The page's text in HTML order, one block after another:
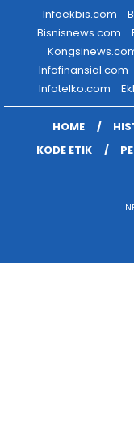
Infoekbis.com
Bisnisnews.com
Infofinansial.com
Infotelko.com
HOME
KODE ETIK